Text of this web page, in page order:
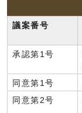
議案番号
承認第1号
同意第1号
同意第2号